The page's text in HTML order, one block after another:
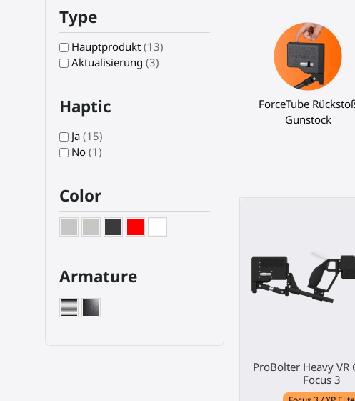
ForceTube
Gunstock
ProBolter Heavy VR
Focus 3
Type
Hauptprodukt (13)
Aktualisierung (3)
Haptic
Ja (15)
No (1)
Color
Armature